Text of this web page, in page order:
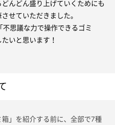
んどん盛り上げていくためにも
せていただきました。
思議な力で操作できるゴミ
いと思います！
箱」を紹介する前に、全部で7種